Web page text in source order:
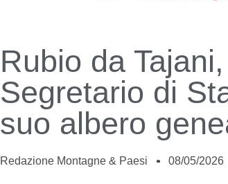
Rubio da
Segretario di
suo albero
Redazione Montagne & Paesi 08/05/2026